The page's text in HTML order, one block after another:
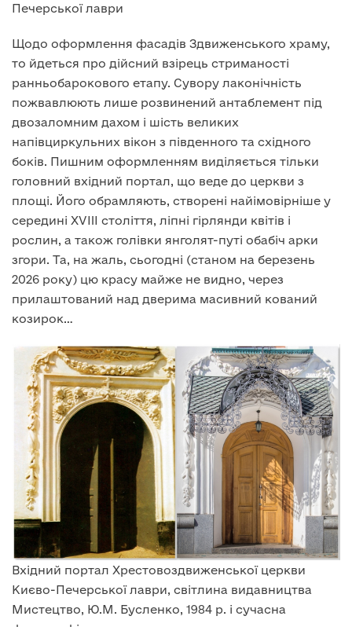
Печерської лаври
Щодо оформлення фасадів Здвиженського храму,
то йдеться про дійсний взірець стриманості
ранньобарокового етапу. Сувору лаконічність
пожвавлюють лише розвинений антаблемент під
двозаломним дахом і шість великих
напівциркульних вікон з південного та східного
боків. Пишним оформленням виділяється тільки
головний вхідний портал, що веде до церкви з
площі. Його обрамляють, створені найімовірніше у
середині XVIII століття, ліпні гірлянди квітів і
рослин, а також голівки янголят-путі обабіч арки
згори. Та, на жаль, сьогодні (станом на березень
2026 року) цю красу майже не видно, через
прилаштований над дверима масивний кований
козирок…
Вхідний портал Хрестовоздвиженської церкви
Києво-Печерської лаври, світлина видавництва
Мистецтво, Ю.М. Бусленко, 1984 р. і сучасна